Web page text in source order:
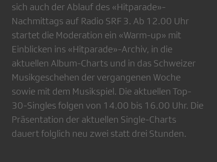
sich auch der Ablauf des «Hitparade»-
Nachmittags auf Radio SRF 3. Ab 12.00 Uhr
startet die Moderation ein «Warm-up» mit
Einblicken ins «Hitparade»-Archiv, in die
aktuellen Album-Charts und in das Schweizer
Musikgeschehen der vergangenen Woche
sowie mit dem Musikspiel. Die aktuellen Top-
30-Singles folgen von 14.00 bis 16.00 Uhr. Die
Präsentation der aktuellen Single-Charts
dauert folglich neu zwei statt drei Stunden.